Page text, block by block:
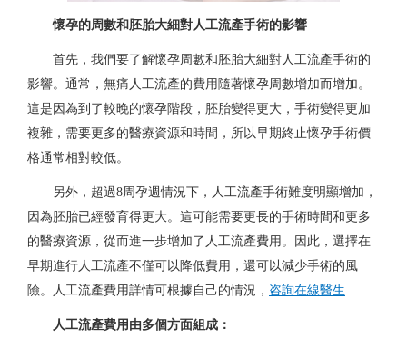
懷孕的周數和胚胎大細對人工流產手術的影響
首先，我們要了解懷孕周數和胚胎大細對人工流產手術的
影響。通常，無痛人工流產的費用隨著懷孕周數增加而增加。
這是因為到了較晚的懷孕階段，胚胎變得更大，手術變得更加
複雜，需要更多的醫療資源和時間，所以早期終止懷孕手術價
格通常相對較低。
另外，超過8周孕週情況下， 人工流產手術難度明顯增加，
因為胚胎已經發育得更大。這可能需要更長的手術時間和更多
的醫療資源，從而進一步增加了人工流產費用。因此，選擇在
早期進行人工流產不僅可以降低費用，還可以減少手術的風
險。人工流產費用詳情可根據自己的情況， 咨詢在線醫生
人工流產費用由多個方面組成：